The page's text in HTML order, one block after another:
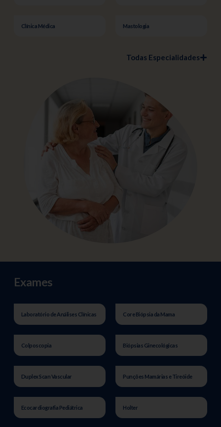
Clínica Médica Mastologia
Todas Especialidades
Exames
Laboratório de Análises Clínicas Core Biópsia da Mama
Colposcopia Biópsias Ginecológicas
Duplex Scan Vascular Punções Mamárias e Tireóide
Ecocardiografia Pediátrica Holter